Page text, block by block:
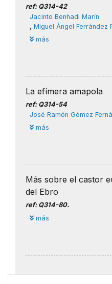
ref: Q314-42
​Jacinto Benhadi Marín
, Miguel Ángel Ferrández
más
La efímera amapola
ref: Q314-54
José Ramón Gómez
más
Más sobre el castor
del Ebro
ref: Q314-80.
más